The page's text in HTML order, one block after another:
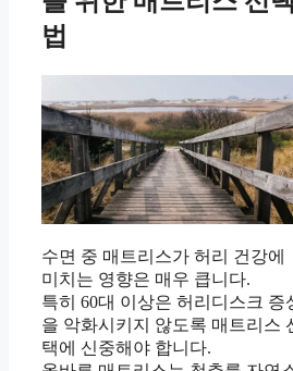
법
수면 중 매트리스가 허리 건강에
미치는 영향은 매우 큽니다.
특히 60대 이상은 허리디스크 증
을 악화시키지 않도록 매트리스
택에 신중해야 합니다.